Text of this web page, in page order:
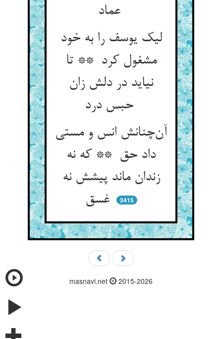
عماد
لیک یوسف را به خود
مشغول کرد ** تا
نیاید در دلش زان
آن‌چنانش انس و مستی
داد حق ** که نه
زندان ماند پیشش نه
غسق
3415
masnavi.net 2015-2026